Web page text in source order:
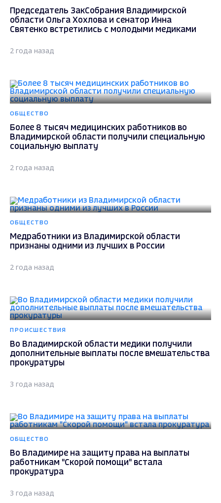
Председатель ЗакСобрания Владимирской
области Ольга Хохлова и сенатор Инна
Святенко встретились с молодыми медиками
2 года назад
ОБЩЕСТВО
Более 8 тысяч медицинских работников во
Владимирской области получили специальную
социальную выплату
2 года назад
ОБЩЕСТВО
Медработники из Владимирской области
признаны одними из лучших в России
2 года назад
ПРОИСШЕСТВИЯ
Во Владимирской области медики получили
дополнительные выплаты после вмешательства
прокуратуры
3 года назад
ОБЩЕСТВО
Во Владимире на защиту права на выплаты
работникам "Скорой помощи" встала
прокуратура
3 года назад